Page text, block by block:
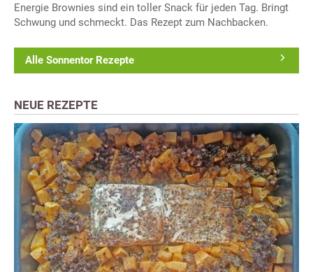
Energie Brownies sind ein toller Snack für jeden Tag. Bringt
Schwung und schmeckt. Das Rezept zum Nachbacken.
Alle Sonnentor Rezepte
NEUE REZEPTE